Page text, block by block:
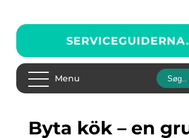
SERVICEGUIDERNA.
Menu
Byta kök – en grundlig